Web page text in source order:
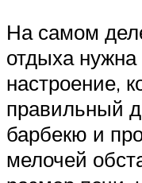
На самом
отдыха
настроение,
правильный
барбекю и
мелочей